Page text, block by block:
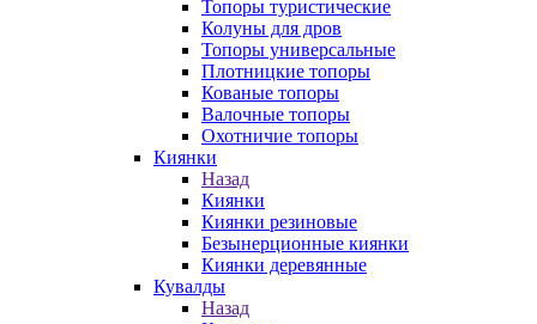
Топоры туристические
Колуны для дров
Топоры универсальные
Плотницкие топоры
Кованые топоры
Валочные топоры
Охотничие топоры
Киянки
Назад
Киянки
Киянки резиновые
Безынерционные киянки
Киянки деревянные
Кувалды
Назад